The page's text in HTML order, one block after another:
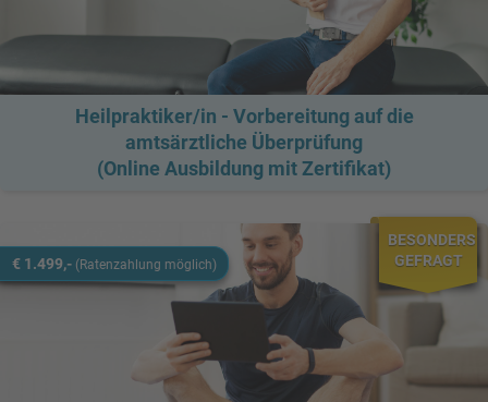
Heilpraktiker/in - Vorbereitung auf die
amtsärztliche Überprüfung
(Online Ausbildung mit Zertifikat)
BESONDERS
GEFRAGT
€ 1.499,- (Ratenzahlung möglich)